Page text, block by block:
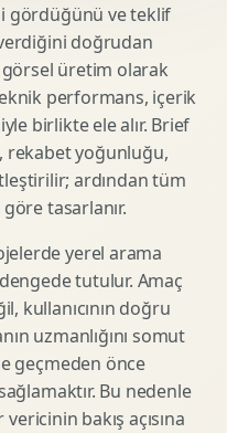
gördüğünü ve teklif
doğrudan
görsel üretim olarak
performans, içerik
birlikte ele alır. Brief
rekabet yoğunluğu,
ardından tüm
tasarlanır.
yerel arama
tutulur. Amaç
kullanıcının doğru
uzmanlığını somut
geçmeden önce
Bu nedenle
bakış açısına